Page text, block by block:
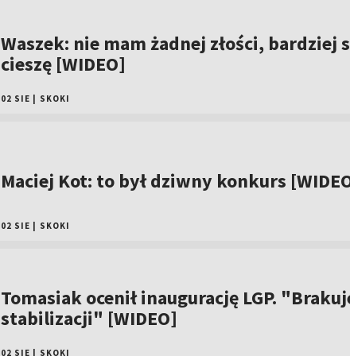
Waszek: nie mam żadnej złości, bardziej
cieszę [WIDEO]
02 SIE SKOKI
Maciej Kot: to był dziwny konkurs
02 SIE SKOKI
Tomasiak ocenił inaugurację LGP.
stabilizacji" [WIDEO]
02 SIE SKOKI